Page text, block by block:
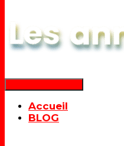
Accueil
BLOG